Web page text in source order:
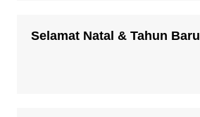
Selamat Natal & Tahun Baru